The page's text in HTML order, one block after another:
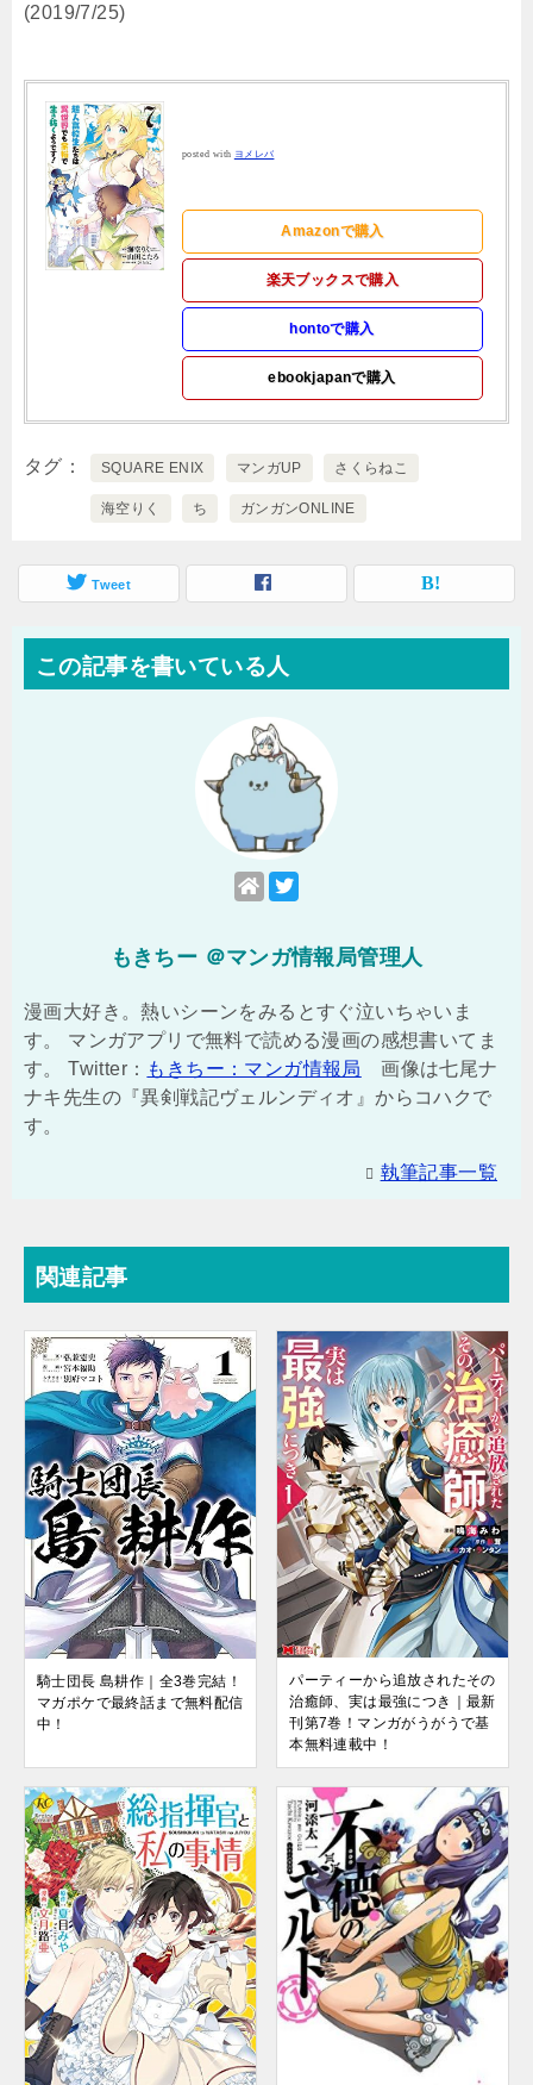
(2019/7/25)
posted with ヨメレバ
Amazonで購入
楽天ブックスで購入
hontoで購入
ebookjapanで購入
タグ SQUARE ENIX マンガUP さくらねこ
海空りく ち ガンガンONLINE
Tweet
この記事を書いている人
もきちー ＠マンガ情報局管理人
漫画大好き。熱いシーンをみるとすぐ泣いちゃいま
す。 マンガアプリで無料で読める漫画の感想書いてま
す。 Twitter： もきちー：マンガ情報局
画像は七尾ナ
ナキ先生の『異剣戦記ヴェルンディオ』からコハクで
す。
執筆記事一覧
関連記事
騎士団長 島耕作｜全3巻完結！
マガポケで最終話まで無料配信
中！
パーティーから追放されたその
治癒師、実は最強につき｜最新
刊第7巻！マンガがうがうで基
本無料連載中！